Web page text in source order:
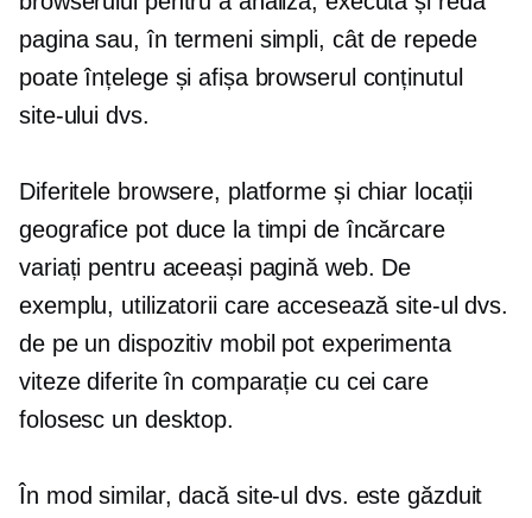
pagina sau, în termeni simpli, cât de repede
poate înțelege și afișa browserul conținutul
site-ului dvs.
Diferitele browsere, platforme și chiar locații
geografice pot duce la timpi de încărcare
variați pentru aceeași pagină web. De
exemplu, utilizatorii care accesează site-ul dvs.
de pe un dispozitiv mobil pot experimenta
viteze diferite în comparație cu cei care
folosesc un desktop.
În mod similar, dacă site-ul dvs. este găzduit